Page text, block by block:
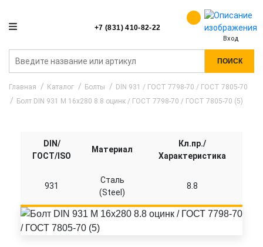
+7 (831) 410-82-22
Вход
ПОИСК
Главная Каталог Болты
DIN 931 / ГОСТ 7798-70 / ГОСТ 7805-70
Болт DIN 931 M 16x280 8.8 оцинк / ГОСТ 7798-70 / ГОСТ 7805-70 (5)
DIN/
ГОСТ/ISO
Материал
Кл.пр./
Характеристика
931
Сталь
(Steel)
8.8